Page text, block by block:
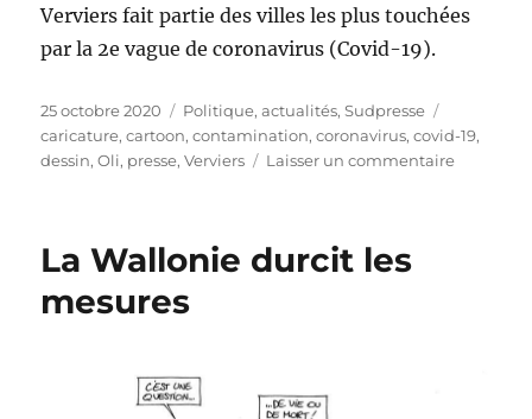
Verviers fait partie des villes les plus touchées
par la 2e vague de coronavirus (Covid-19).
Publié
le
25 octobre 2020 Catégories
Politique, actualités,Sudpresse
caricature,cartoon,contamination,coronavirus,covid-19,
dessin,Oli, presse,Verviers Laisser un commentairesur
La Wallonie durcit les
mesures